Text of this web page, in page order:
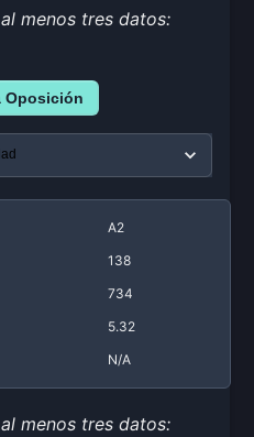
menos tres datos:
Oposición
A2
138
734
5.32
N/A
menos tres datos: